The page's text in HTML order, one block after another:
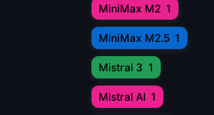
MiniMax M2 1
MiniMax M2.5 1
Mistral 3 1
Mistral AI 1